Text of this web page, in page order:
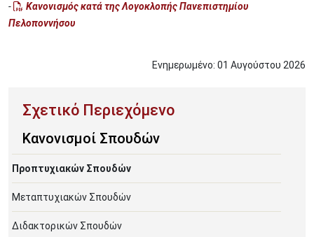
-
Κανονισμός κατά της Λογοκλοπής Πανεπιστημίου
Πελοποννήσου
Ενημερωμένο: 01 Αυγούστου 2026
Κανονισμοί Σπουδών
Προπτυχιακών Σπουδών
Μεταπτυχιακών Σπουδών
Διδακτορικών Σπουδών